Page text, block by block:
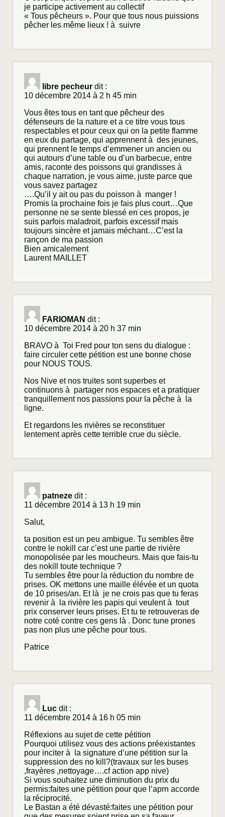
je participe activement au collectif
« Tous pêcheurs ». Pour que tous nous puissions
pêcher les même lieux ! à suivre
libre pecheur dit :
10 décembre 2014 à 2 h 45 min
Vous êtes tous en tant que pêcheur des
défenseurs de la nature et a ce titre vous tous
respectables et pour ceux qui on la petite flamme
en eux du partage, qui apprennent à des jeunes,
qui prennent le temps d’emmener un ancien ou
qui autours d’une table ou d’un barbecue, entre
amis, raconte des poissons qui grandisses à
chaque narration, je vous aime, juste parce que
vous savez partagez
….Qu’il y ait ou pas du poisson à manger !
Promis la prochaine fois je fais plus court…Que
personne ne se sente blessé en ces propos, je
suis parfois maladroit, parfois excessif mais
toujours sincère et jamais méchant…C’est la
rançon de ma passion
Bien amicalement
Laurent MAILLET
FARIOMAN dit :
10 décembre 2014 à 20 h 37 min
BRAVO à Toi Fred pour ton sens du dialogue :
faire circuler cette pétition est une bonne chose
pour NOUS TOUS.
Nos Nive et nos truites sont superbes et
continuons à partager nos espaces et a pratiquer
tranquillement nos passions pour la pêche à la
ligne.
Et regardons les rivières se reconstituer
lentement après cette terrible crue du siècle.
patneze dit :
11 décembre 2014 à 13 h 19 min
Salut,
ta position est un peu ambigue. Tu sembles être
contre le nokill car c’est une partie de rivière
monopolisée par les moucheurs. Mais que fais-tu
des nokill toute technique ?
Tu sembles être pour la réduction du nombre de
prises. OK mettons une maille élévée et un quota
de 10 prises/an. Et là je ne crois pas que tu feras
revenir à la rivière les papis qui veulent à tout
prix conserver leurs prises. Et tu te retrouveras de
notre coté contre ces gens là . Donc tune prones
pas non plus une pêche pour tous.
Patrice
Luc dit :
11 décembre 2014 à 16 h 05 min
Réflexions au sujet de cette pétition
Pourquoi utilisez vous des actions préexistantes
pour inciter à la signature d’une pétition sur la
suppression des no kill?(travaux sur les buses
,frayères ,nettoyage….cf action app nive)
Si vous souhaitez une diminution du prix du
permis:faites une pétition pour que l’aprn accorde
la réciprocité.
Le Bastan a été dévasté:faites une pétition pour